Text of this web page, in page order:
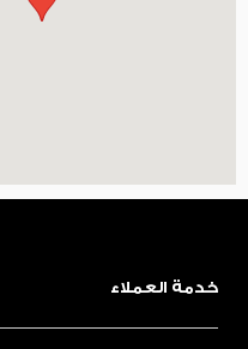
خدمة العملاء